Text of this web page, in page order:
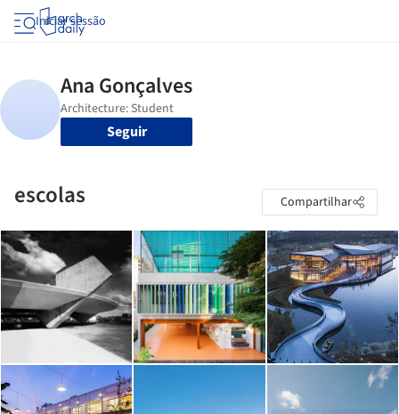
Iniciar sessão
Seguir
escolas Compartilhar